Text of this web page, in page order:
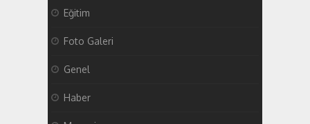
Eğitim
Foto Galeri
Genel
Haber